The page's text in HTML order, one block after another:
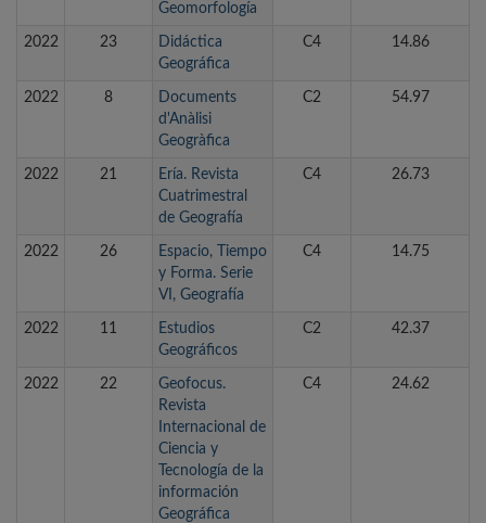
Geomorfología
2022 23
Didáctica
Geográfica
C4 14.86
2022 8
Documents
d'Anàlisi
Geogràfica
C2 54.97
2022 21
Ería. Revista
Cuatrimestral
de Geografía
C4 26.73
2022 26
Espacio, Tiempo
y Forma. Serie
VI, Geografía
C4 14.75
2022 11
Estudios
Geográficos
C2 42.37
2022 22
Geofocus.
Revista
Internacional de
Ciencia y
Tecnología de la
información
Geográfica
C4 24.62